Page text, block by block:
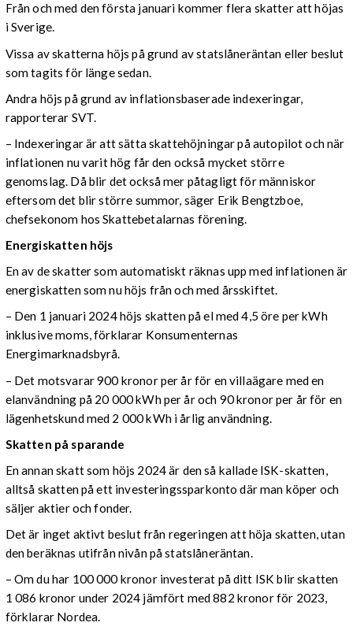
Från och med den första januari kommer flera skatter att höjas
i Sverige.
Vissa av skatterna höjs på grund av statslåneräntan eller beslut
som tagits för länge sedan.
Andra höjs på grund av inflationsbaserade indexeringar,
rapporterar SVT.
– Indexeringar är att sätta skattehöjningar på autopilot och när
inflationen nu varit hög får den också mycket större
genomslag. Då blir det också mer påtagligt för människor
eftersom det blir större summor, säger Erik Bengtzboe,
chefsekonom hos Skattebetalarnas förening.
Energiskatten höjs
En av de skatter som automatiskt räknas upp med inflationen är
energiskatten som nu höjs från och med årsskiftet.
– Den 1 januari 2024 höjs skatten på el med 4,5 öre per kWh
inklusive moms, förklarar Konsumenternas
Energimarknadsbyrå.
– Det motsvarar 900 kronor per år för en villaägare med en
elanvändning på 20 000 kWh per år och 90 kronor per år för en
lägenhetskund med 2 000 kWh i årlig användning.
Skatten på sparande
En annan skatt som höjs 2024 är den så kallade ISK-skatten,
alltså skatten på ett investeringssparkonto där man köper och
säljer aktier och fonder.
Det är inget aktivt beslut från regeringen att höja skatten, utan
den beräknas utifrån nivån på statslåneräntan.
– Om du har 100 000 kronor investerat på ditt ISK blir skatten
1 086 kronor under 2024 jämfört med 882 kronor för 2023,
förklarar Nordea.